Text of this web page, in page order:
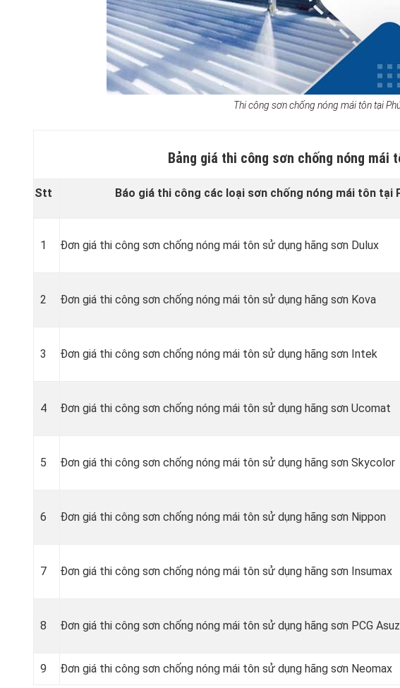
Thi công sơn chống nóng mái tôn tại
Bảng giá thi công sơn chống nóng mái
Stt Báo giá thi công các loại sơn chống nóng mái tôn tại
1 Đơn giá thi công sơn chống nóng mái tôn sử dụng hãng sơn Dulux
2 Đơn giá thi công sơn chống nóng mái tôn sử dụng hãng sơn Kova
3 Đơn giá thi công sơn chống nóng mái tôn sử dụng hãng sơn Intek
4 Đơn giá thi công sơn chống nóng mái tôn sử dụng hãng sơn Ucomat
5 Đơn giá thi công sơn chống nóng mái tôn sử dụng hãng sơn Skycolor
6 Đơn giá thi công sơn chống nóng mái tôn sử dụng hãng sơn Nippon
7 Đơn giá thi công sơn chống nóng mái tôn sử dụng hãng sơn Insumax
8 Đơn giá thi công sơn chống nóng mái tôn sử dụng hãng sơn PCG
9 Đơn giá thi công sơn chống nóng mái tôn sử dụng hãng sơn Neomax